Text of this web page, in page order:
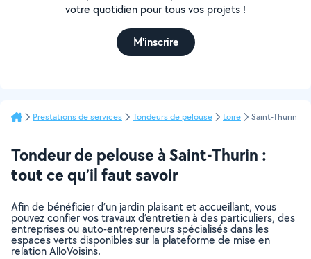
votre quotidien pour tous vos projets !
M'inscrire
Prestations de services Tondeurs de pelouse Loire Saint-Thurin
Tondeur de pelouse à Saint-Thurin :
tout ce qu’il faut savoir
Afin de bénéficier d’un jardin plaisant et accueillant, vous
pouvez confier vos travaux d’entretien à des particuliers, des
entreprises ou auto-entrepreneurs spécialisés dans les
espaces verts disponibles sur la plateforme de mise en
relation AlloVoisins.